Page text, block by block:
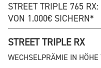
STREET TRIPLE 765
VON 1.000€ SICHERN*
STREET TRIPLE RX
WECHSELPRÄMIE IN